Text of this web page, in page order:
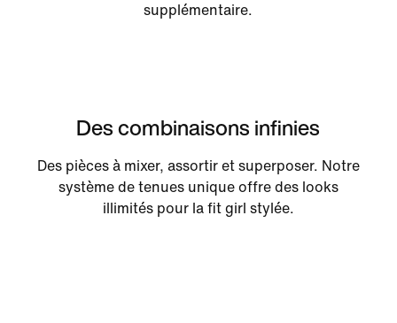
supplémentaire.
Des combinaisons infinies
Des pièces à mixer, assortir et superposer. Notre
système de tenues unique offre des looks
illimités pour la fit girl stylée.